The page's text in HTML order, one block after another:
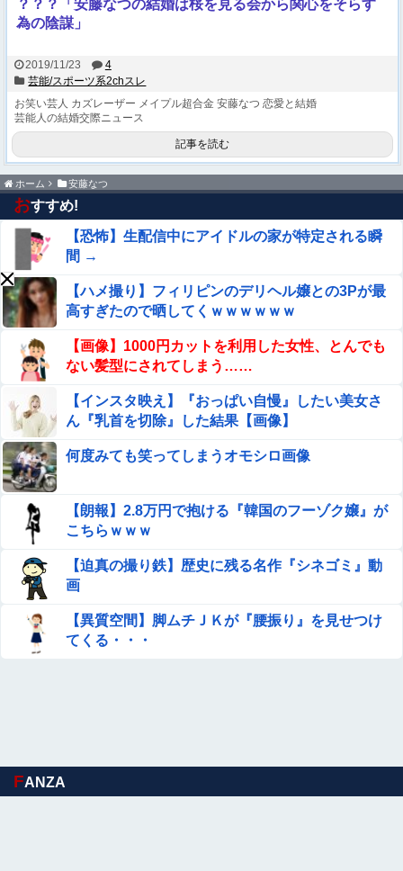
？？？「安藤なつの結婚は桜を見る会から関心をそらす
為の陰謀」
2019/11/23
4
芸能/スポーツ系2chスレ
お笑い芸人 カズレーザー メイプル超合金 安藤なつ 恋愛と結婚
芸能人の結婚交際ニュース
記事を読む
ホーム 安藤なつ
おすすめ!
【恐怖】生配信中にアイドルの家が特定される瞬
間 →
【ハメ撮り】フィリピンのデリヘル嬢との3Pが最
高すぎたので晒してくｗｗｗｗｗｗ
【画像】1000円カットを利用した女性、とんでも
ない髪型にされてしまう……
【インスタ映え】『おっぱい自慢』したい美女さ
ん『乳首を切除』した結果【画像】
何度みても笑ってしまうオモシロ画像
【朗報】2.8万円で抱ける『韓国のフーゾク嬢』が
こちらｗｗｗ
【迫真の撮り鉄】歴史に残る名作『シネゴミ』動
画
【異質空間】脚ムチＪＫが『腰振り』を見せつけ
てくる・・・
FANZA